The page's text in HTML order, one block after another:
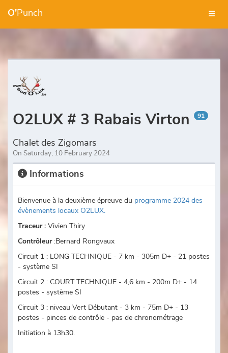
O'Punch
O2LUX # 3 Rabais Virton 91
Chalet des Zigomars
On Saturday, 10 February 2024
Informations
Bienvenue à la deuxième épreuve du programme 2024 des
évènements locaux O2LUX.
Traceur : Vivien Thiry
Contrôleur:Bernard Rongvaux
Circuit 1 : LONG TECHNIQUE - 7 km - 305m D+ - 21 postes
- système SI
Circuit 2 : COURT TECHNIQUE - 4,6 km - 200m D+ - 14
postes - système SI
Circuit 3 : niveau Vert Débutant - 3 km - 75m D+ - 13
postes - pinces de contrôle - pas de chronométrage
Initiation à 13h30.